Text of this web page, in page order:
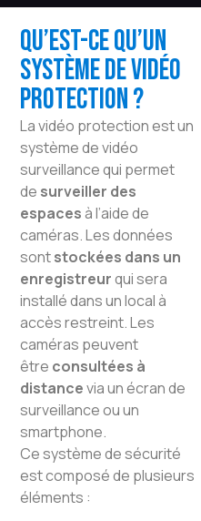
Qu’est-ce qu’un
système de vidéo
protection ?
La vidéo protection est un
système de vidéo
surveillance qui permet
de surveiller des
espacesà l’aide de
caméras. Les données
sontstockées dans un
enregistreurqui sera
installé dans un local à
accès restreint. Les
caméras peuvent
être consultées à
distancevia un écran de
surveillance ou un
smartphone.
Ce système de sécurité
est composé de plusieurs
éléments :